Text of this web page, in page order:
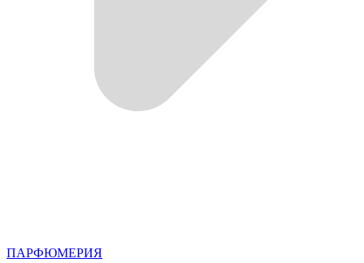
ПАРФЮМЕРИЯ